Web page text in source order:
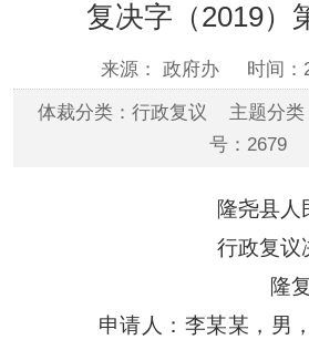
复决字（2019）
来源： 政府办 时间：
体裁分类：行政复议 主题分
号：2679
隆尧县人
行政复议
隆复
申请人：李某某，男，